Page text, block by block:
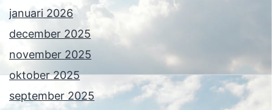
januari 2026
december 2025
november 2025
oktober 2025
september 2025